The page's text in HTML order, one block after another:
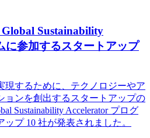
Sustainability
に参加するスタートアップ
現するために、テクノロジーやア
ョンを創出するスタートアップの
Sustainability Accelerator プログ
プ 10 社が発表されました。